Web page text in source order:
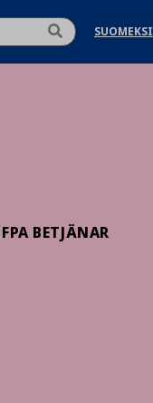
SUOMEKSI
FPA BETJÄNAR